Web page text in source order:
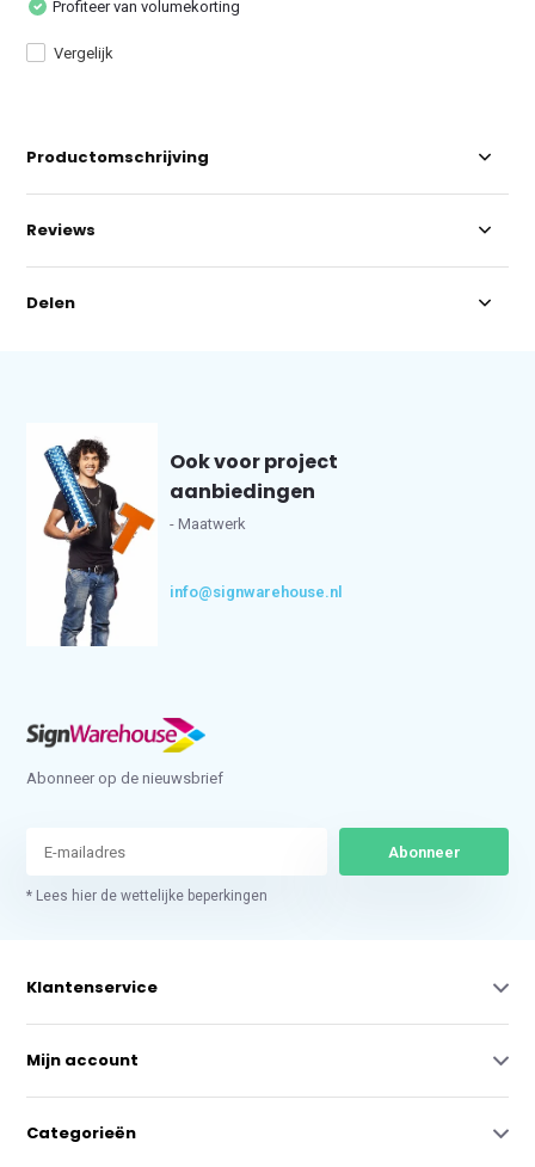
Profiteer van volumekorting
Vergelijk
Productomschrijving
Reviews
Delen
Ook voor project
aanbiedingen
- Maatwerk
info@signwarehouse.nl
Abonneer op de nieuwsbrief
Abonneer
* Lees hier de wettelijke beperkingen
Klantenservice
Mijn account
Categorieën